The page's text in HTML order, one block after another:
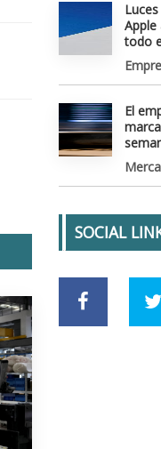
Apple
todo
El
SOCIAL